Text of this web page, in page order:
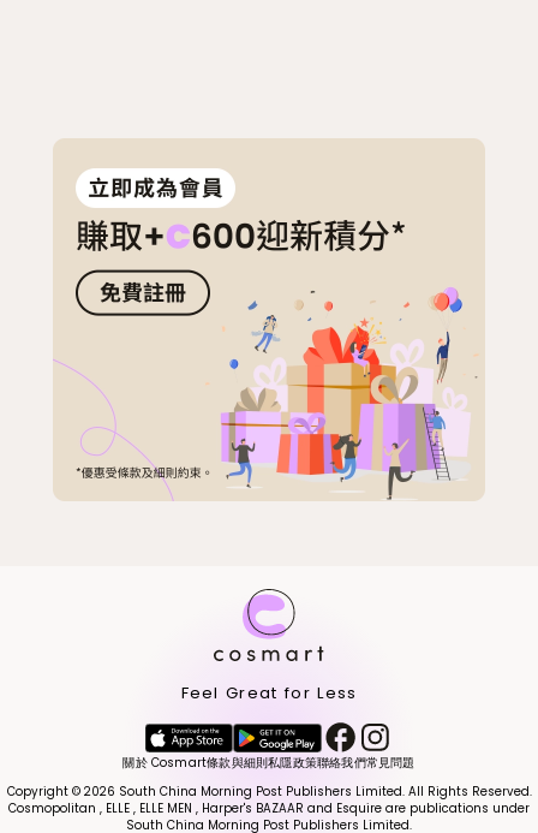
Feel Great for Less
關於 Cosmart條款與細則私隱政策聯絡我們常見問題
Copyright © 2026 South China Morning Post Publishers Limited. All Rights Reserved.
Cosmopolitan , ELLE , ELLE MEN , Harper's BAZAAR and Esquire are publications under
South China Morning Post Publishers Limited.